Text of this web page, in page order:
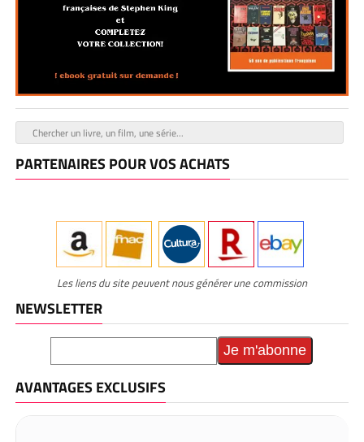
PARTENAIRES POUR VOS ACHATS
Les liens du site peuvent nous générer une commission
NEWSLETTER
AVANTAGES EXCLUSIFS